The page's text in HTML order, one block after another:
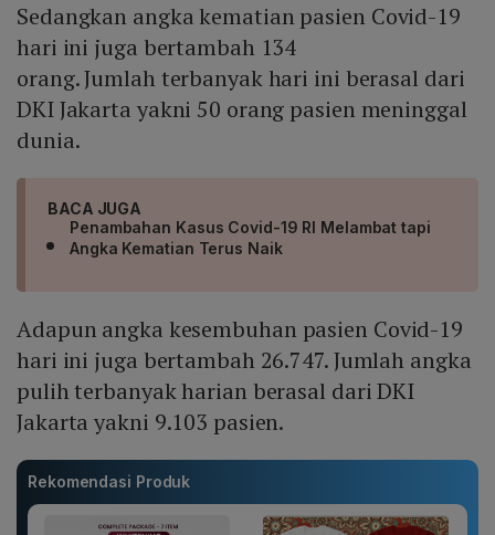
Sedangkan angka kematian pasien Covid-19
hari ini juga bertambah 134
orang. Jumlah terbanyak hari ini berasal dari
DKI Jakarta yakni 50 orang pasien meninggal
dunia.
BACA JUGA
Penambahan Kasus Covid-19 RI Melambat tapi
Angka Kematian Terus Naik
Adapun angka kesembuhan pasien Covid-19
hari ini juga bertambah 26.747. Jumlah angka
pulih terbanyak harian berasal dari DKI
Jakarta yakni 9.103 pasien.
Rekomendasi Produk